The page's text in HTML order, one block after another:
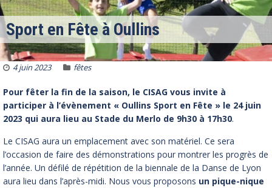
Sport en Fête à Oullins
4 juin 2023 fêtes
Pour fêter la fin de la saison, le CISAG vous invite à
participer à l’évènement « Oullins Sport en Fête » le 24 juin
2023 qui aura lieu au Stade du Merlo de 9h30 à 17h30.
Le CISAG aura un emplacement avec son matériel. Ce sera
l’occasion de faire des démonstrations pour montrer les progrès de
l’année. Un défilé de répétition de la biennale de la Danse de Lyon
aura lieu dans l’après-midi. Nous vous proposons un pique-nique